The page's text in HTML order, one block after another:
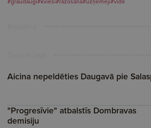
Aicina nepeldēties Daugavā pie
"Progresīvie" atbalstīs Dombravas
demisiju